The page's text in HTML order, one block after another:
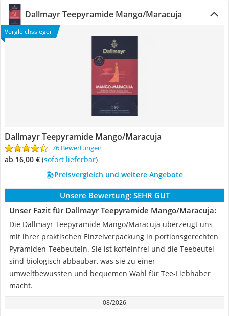
Dallmayr Teepyramide Mango/Maracuja
Vergleichssieger
Dallmayr Teepyramide Mango/Maracuja
76 Bewertungen
ab 16,00 € ( Sofort lieferbar)
Preisvergleich und weitere Angebote
Unsere Bewertung: SEHR GUT
Unser Fazit für Dallmayr Teepyramide Mango/Maracuja:
Die Dallmayr Teepyramide Mango/Maracuja überzeugt uns
mit ihrer praktischen Einzelverpackung in portionsgerechten
Pyramiden-Teebeuteln. Sie ist koffeinfrei und die Teebeutel
sind biologisch abbaubar, was sie zu einer
umweltbewussten und bequemen Wahl für Tee-Liebhaber
macht.
08/2026